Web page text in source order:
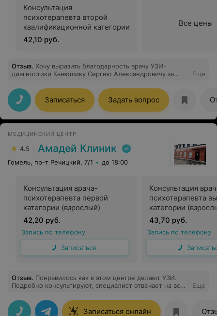
Консультация
психотерапевта второй
квалификационной категории
42,10 руб.
Все цены
Отзыв. Хочу выразить благодарность врачу УЗИ-
диагностики Канюшику Сергею Александровичу за
Еще
Записаться Задать вопрос
МЕДИЦИНСКИЙ ЦЕНТР
4.5 Амадей Клиник
Гомель, пр-т Речицкий, 7/1 до 18:00
Консультация врача-
психотерапевта первой
категории (взрослый)
42,20 руб.
Запись по телефону
Записаться
Консультация
психотерапевта
категории
43,70 руб.
Запись по телефону
Отзыв. Понравилось как в этом центре делают УЗИ.
Подробно консультируют, специалист отвечает на все
Еще
Записаться онлайн